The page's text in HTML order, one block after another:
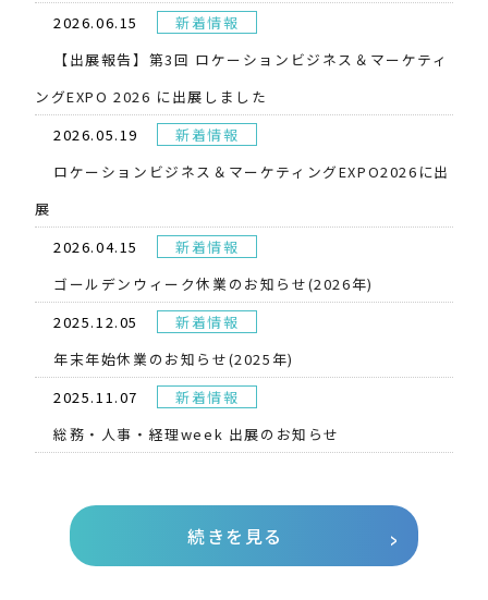
2026.06.15
新着情報
【出展報告】第3回 ロケーションビジネス＆マーケティ
ングEXPO 2026 に出展しました
2026.05.19
新着情報
​ロケーションビジネス＆マーケティングEXPO2026に出
展
2026.04.15
新着情報
ゴールデンウィーク休業のお知らせ(2026年)
2025.12.05
新着情報
年末年始休業のお知らせ(2025年)
2025.11.07
新着情報
総務・人事・経理week 出展のお知らせ
続きを見る